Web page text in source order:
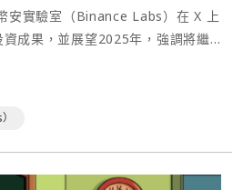
安實驗室（Binance Labs）在 X 上
成果，並展望2025年，強調將繼